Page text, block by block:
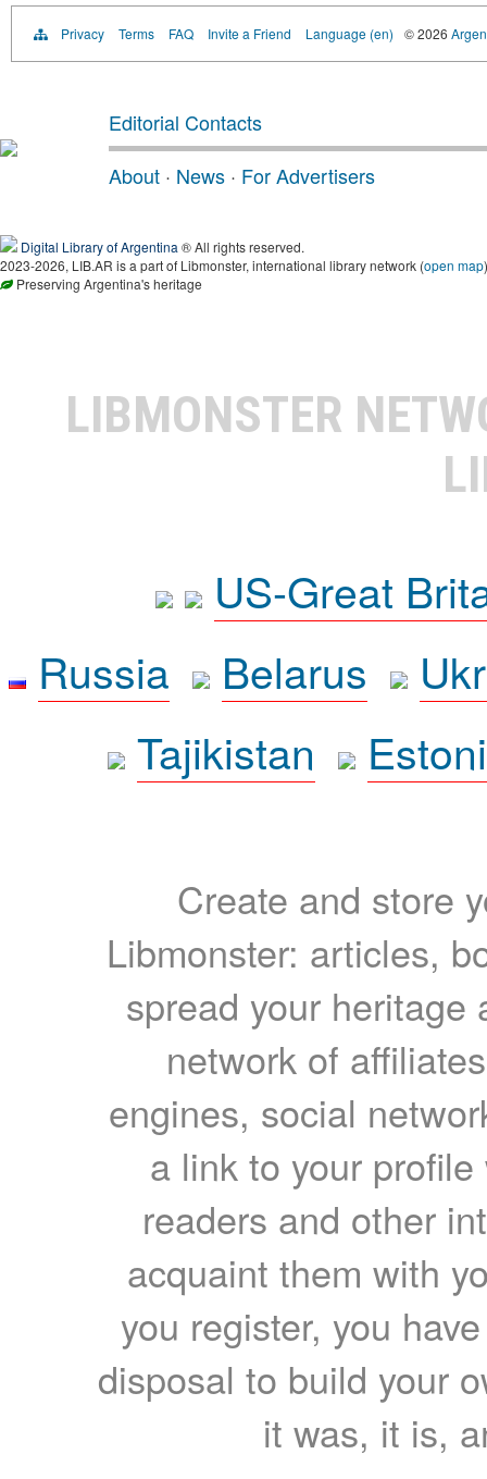
Privacy Terms FAQ Invite a Friend Language (en) © 2026
Editorial Contacts
About · News · For Advertisers
Digital Library of Argentina ® All rights reserved.
2023-2026, LIB.AR is a part of Libmonster, international library network (open map)
Preserving Argentina's heritage
LIBMONSTER
US-Great
Russia
Belarus
Tajikistan
Create and store
Libmonster: articles,
spread your heritage
network of
engines, social
a link to your
readers and other
acquaint them with
you register, you
disposal to build your
it was, it is,